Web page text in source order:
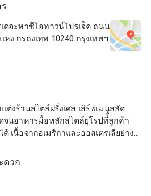
ดอะพาซีโอทาวน์โปรเจ็ค ถนน
ง กรถงเทพ 10240 กรุงเทพฯ
ต่งร้านสไตล์ฝรั่งเศส เสิร์ฟเมนูสลัด
นอาหารมื้อหลักสไตล์ยุโรปที่้ลูกค้า
เนื้อจากอเมริกาและออสเตรเลียย่าง
ม่ได้ของที่นี่ อีกทั้งยังมีเมนูพิเศษที่ลูกค้า
อเพิ่มบรรยากาศให้มีความสนุกกับการ
ดวก